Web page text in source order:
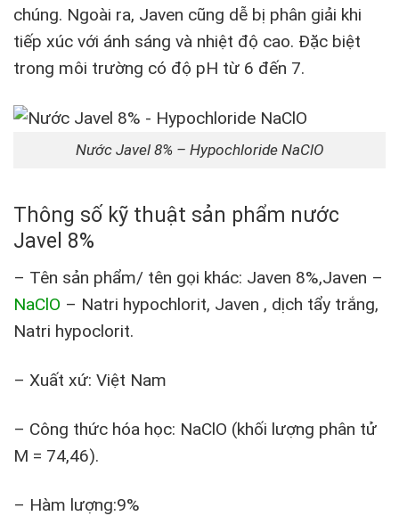
chúng. Ngoài ra, Javen cũng dễ bị phân giải khi
tiếp xúc với ánh sáng và nhiệt độ cao. Đặc biệt
trong môi trường có độ pH từ 6 đến 7.
Nước Javel 8% – Hypochloride NaClO
Thông số kỹ thuật sản phẩm nước
Javel 8%
– Tên sản phẩm/ tên gọi khác: Javen 8%,Javen –
NaClO – Natri hypochlorit, Javen , dịch tẩy trắng,
Natri hypoclorit.
– Xuất xứ: Việt Nam
– Công thức hóa học: NaClO (khối lượng phân tử
M = 74,46).
– Hàm lượng:9%